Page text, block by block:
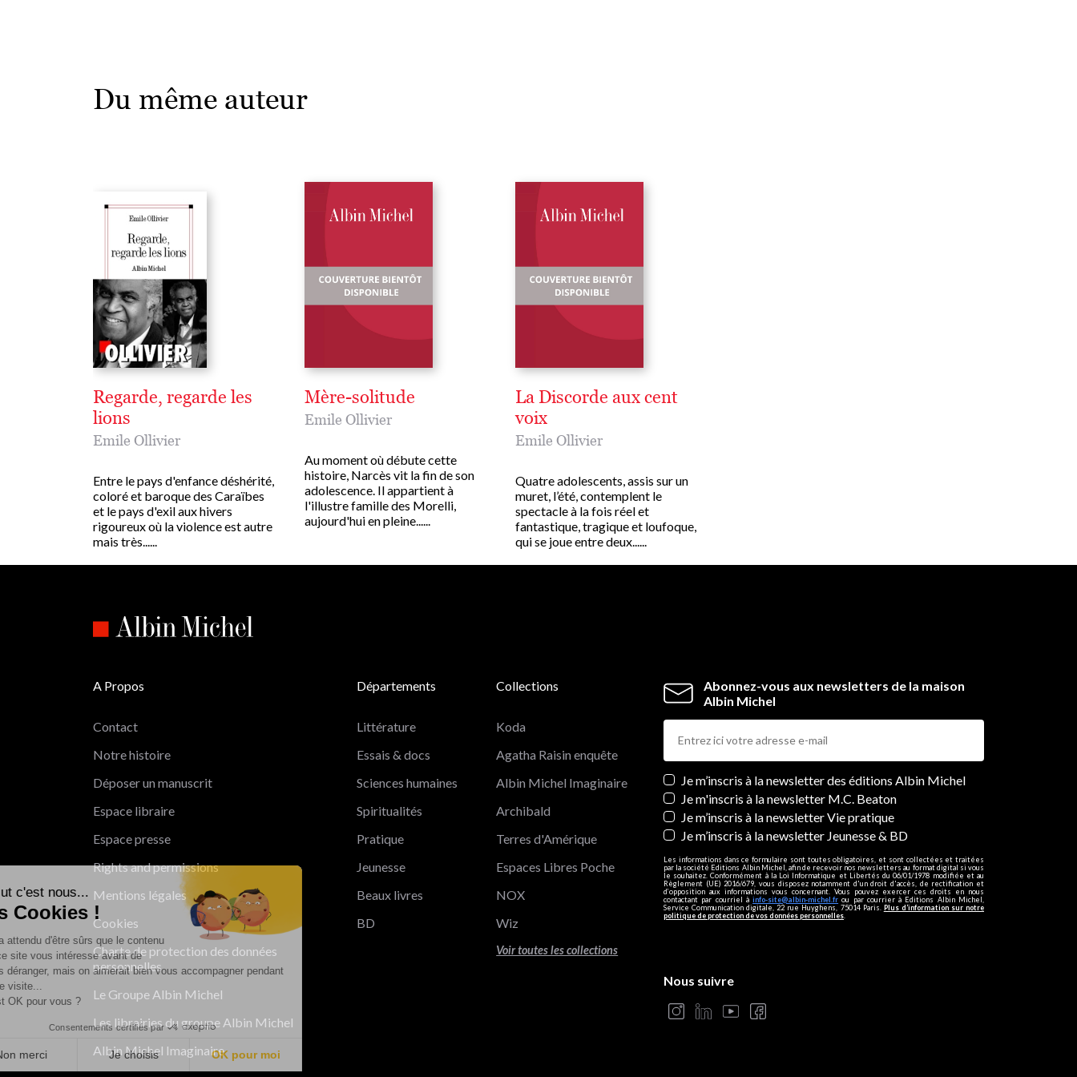
Salut c'est nous...
les Cookies !
On a attendu d'être sûrs que le contenu
de ce site vous intéresse avant de
vous déranger, mais on aimerait bien vous accompagner pendant
votre visite...
C'est OK pour vous ?
Consentements certifiés par
Non merci Je choisis OK pour moi
Du même auteur
Regarde, regarde les
lions
Emile Ollivier
Entre le pays d'enfance déshérité,
coloré et baroque des Caraïbes
et le pays d'exil aux hivers
rigoureux où la violence est autre
mais très......
Mère-solitude
Emile Ollivier
Au moment où débute cette
histoire, Narcès vit la fin de son
adolescence. Il appartient à
l'illustre famille des Morelli,
aujourd'hui en pleine......
La Discorde aux cent
voix
Emile Ollivier
Quatre adolescents, assis sur un
muret, l’été, contemplent le
spectacle à la fois réel et
fantastique, tragique et loufoque,
qui se joue entre deux......
Abonnez-vous aux newsletters de la maison
Albin Michel
Newsletters
Je m’inscris à la newsletter des éditions Albin Michel
Je m'inscris à la newsletter M.C. Beaton
Je m’inscris à la newsletter Vie pratique
Je m’inscris à la newsletter Jeunesse & BD
Les informations dans ce formulaire sont toutes obligatoires, et sont collectées et traitées
par la société Editions Albin Michel, afin de recevoir nos newsletters au format digital si vous
le souhaitez. Conformément à la Loi Informatique et Libertés du 06/01/1978 modifiée et au
Règlement (UE) 2016/679, vous disposez notamment d'un droit d'accès, de rectification et
d’opposition aux informations vous concernant. Vous pouvez exercer ces droits en nous
contactant par courriel àinfo-site@albin-michel.fr ou par courrier à Editions Albin Michel,
Service Communication digitale, 22 rue Huyghens, 75014 Paris. Plus d’information sur notre
politique de protection de vos données personnelles
A Propos
Contact
Notre histoire
Déposer un manuscrit
Espace libraire
Espace presse
Rights and permissions
Mentions légales
Cookies
Charte de protection des données
personnelles
Le Groupe Albin Michel
Les librairies du groupe Albin Michel
Albin Michel Imaginaire
Départements
Littérature
Essais & docs
Sciences humaines
Spiritualités
Pratique
Jeunesse
Beaux livres
BD
Collections
Koda
Agatha Raisin enquête
Albin Michel Imaginaire
Archibald
Terres d'Amérique
Espaces Libres Poche
NOX
Wiz
Voir toutes les collections
Nous suivre